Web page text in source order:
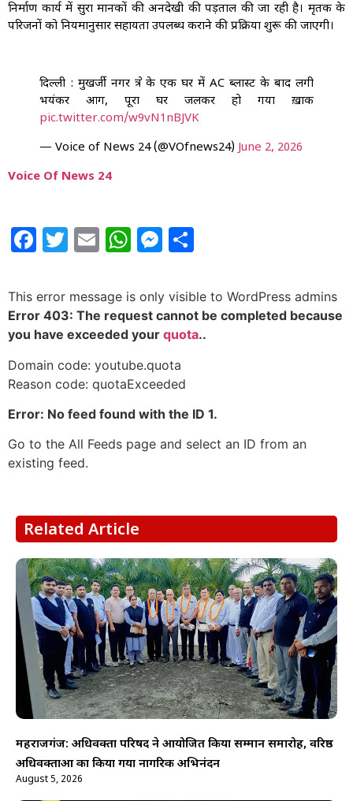
निर्माण कार्य में सुरक्षा मानकों की अनदेखी की पड़ताल की जा रही है। मृतक के
परिजनों को नियमानुसार सहायता उपलब्ध कराने की प्रक्रिया शुरू की जाएगी।
दिल्ली : मुखर्जी नगर क्षेत्र के एक घर में AC ब्लास्ट के बाद लगी
भयंकर आग, पूरा घर जलकर हो गया ख़ाक
pic.twitter.com/w9vN1nBJVK
— Voice of News 24 (@VOfnews24) June 2, 2026
Voice Of News 24
Facebook
Twitter
EmailWhatsApp
Messenger
This error message is only visible to WordPress admins
Error 403: The request cannot be completed because
you have exceeded your quota..
Domain code: youtube.quota
Reason code: quotaExceeded
Error: No feed found with the ID 1.
Go to the All Feeds page and select an ID from an
existing feed.
Related Article
महराजगंज: अधिवक्ता परिषद ने आयोजित किया सम्मान समारोह, वरिष्ठ
अधिवक्ताओं का किया गया नागरिक अभिनंदन
August 5, 2026